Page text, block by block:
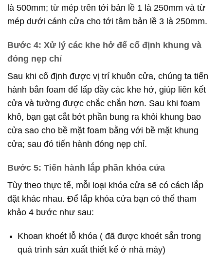
là 500mm; từ mép trên tới bản lề 1 là 250mm và từ
mép dưới cánh cửa cho tới tâm bản lề 3 là 250mm.
Bước 4: Xử lý các khe hở để cố định khung và
đóng nẹp chỉ
Sau khi cố định được vị trí khuôn cửa, chúng ta tiến
hành bắn foam để lấp đầy các khe hở, giúp liên kết
cửa và tường được chắc chắn hơn. Sau khi foam
khô, bạn gạt cắt bớt phần bung ra khỏi khung bao
cửa sao cho bề mặt foam bằng với bề mặt khung
cửa; sau đó tiến hành đóng nẹp chỉ.
Bước 5: Tiến hành lắp phần khóa cửa
Tùy theo thực tế, mỗi loại khóa cửa sẽ có cách lắp
đặt khác nhau. Để lắp khóa cửa bạn có thể tham
khảo 4 bước như sau:
Khoan khoét lỗ khóa ( đã được khoét sẵn trong
quá trình sản xuất thiết kế ở nhà máy)